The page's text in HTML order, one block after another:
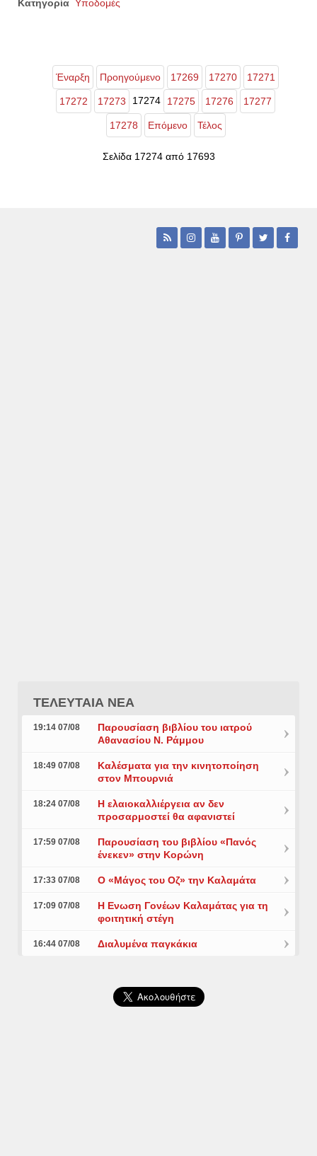
Κατηγορία Υποδομές
Έναρξη Προηγούμενο 17269 17270 17271
17272 17273 17274 17275 17276 17277
17278 Επόμενο Τέλος
Σελίδα 17274 από 17693
ΤΕΛΕΥΤΑΙΑ ΝΕΑ
19:14 07/08
Παρουσίαση βιβλίου του ιατρού
Αθανασίου Ν. Ράμμου
18:49 07/08
Καλέσματα για την κινητοποίηση
στον Μπουρνιά
18:24 07/08
Η ελαιοκαλλιέργεια αν δεν
προσαρμοστεί θα αφανιστεί
17:59 07/08
Παρουσίαση του βιβλίου «Πανός
ένεκεν» στην Κορώνη
17:33 07/08 Ο «Μάγος του Οζ» την Καλαμάτα
17:09 07/08
Η Ενωση Γονέων Καλαμάτας για τη
φοιτητική στέγη
16:44 07/08 Διαλυμένα παγκάκια